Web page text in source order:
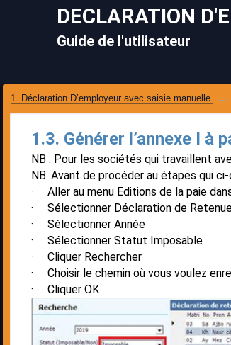
DECLARATION
Guide de l'utilisateur
saisie manuelle
de TSI-PAIE
et l’import du fichier modèle Excel
à partir de la comptabilité
à partir de la gestion commerciale
de transmission
1. Déclaration D’employeur avec saisie manuelle
1.3. Générer l’annexe I à
NB : Pour les sociétés qui travaillent
NB. Avant de procéder au étapes qui
· Aller au menu Editions de la paie
· Sélectionner Déclaration de
· Sélectionner Année
· Sélectionner Statut Imposable
· Cliquer Rechercher
· Choisir le chemin où vous voulez
· Cliquer OK